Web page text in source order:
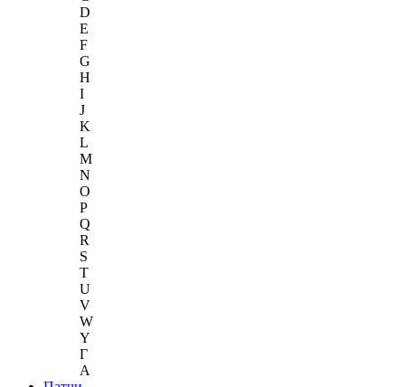
D
E
F
G
H
I
J
K
L
M
N
O
P
Q
R
S
T
U
V
W
Y
Г
A